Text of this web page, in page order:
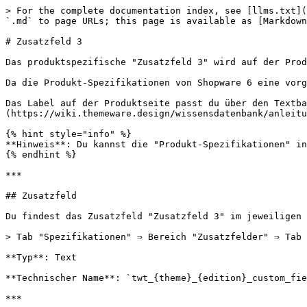
> For the complete documentation index, see
`.md` to page URLs; this page is available as
# Zusatzfeld 3
Das produktspezifische "Zusatzfeld 3" wird auf der
Da die Produkt-Spezifikationen von Shopware 6 eine
Das Label auf der Produktseite passt du über den
(https://wiki.themeware.design/wissensdatenbank/
{% hint style="info" %}
**Hinweis**: Du kannst die "Produkt-Spezifikationen"
{% endhint %}
***
## Zusatzfeld
Du findest das Zusatzfeld "Zusatzfeld 3" im jeweiligen
> Tab "Spezifikationen" ⇒ Bereich "Zusatzfelder" ⇒ Tab
**Typ**: Text
**Technischer Name**:
***